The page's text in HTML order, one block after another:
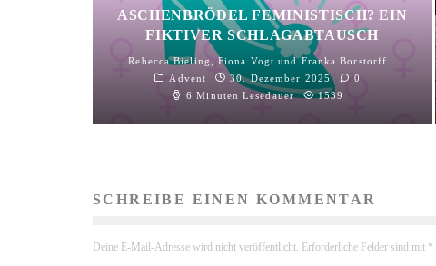
ASCHENBRÖDEL FEMINISTISCH? EIN
FIKTIVER SCHLAGABTAUSCH
Rebecca Bieling ,Fiona Vogt undFranka Borstorff
Advent
30. Dezember 2025
0
6 Minuten Lesedauer
1539
SCHREIBE EINEN KOMMENTAR
Deine E-Mail-Adresse wird nicht veröffentlicht. Erforderliche Felder sind mit *